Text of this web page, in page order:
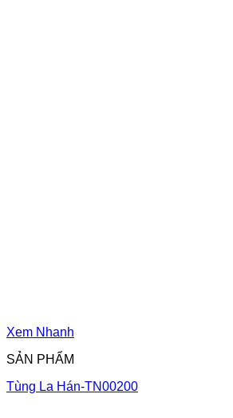
Xem Nhanh
SẢN PHẨM
Tùng La Hán-TN00200